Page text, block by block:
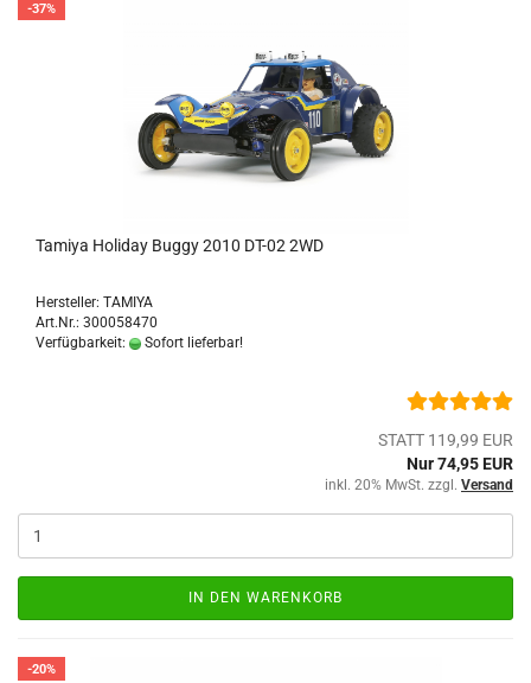
-37%
Tamiya Holiday Buggy 2010 DT-02 2WD
Hersteller: TAMIYA
Art.Nr.: 300058470
Verfügbarkeit:
Sofort lieferbar!
STATT 119,99 EUR
Nur 74,95 EUR
inkl. 20% MwSt. zzgl. Versand
IN DEN WARENKORB
-20%